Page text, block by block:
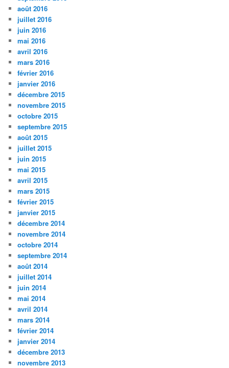
août 2016
juillet 2016
juin 2016
mai 2016
avril 2016
mars 2016
février 2016
janvier 2016
décembre 2015
novembre 2015
octobre 2015
septembre 2015
août 2015
juillet 2015
juin 2015
mai 2015
avril 2015
mars 2015
février 2015
janvier 2015
décembre 2014
novembre 2014
octobre 2014
septembre 2014
août 2014
juillet 2014
juin 2014
mai 2014
avril 2014
mars 2014
février 2014
janvier 2014
décembre 2013
novembre 2013